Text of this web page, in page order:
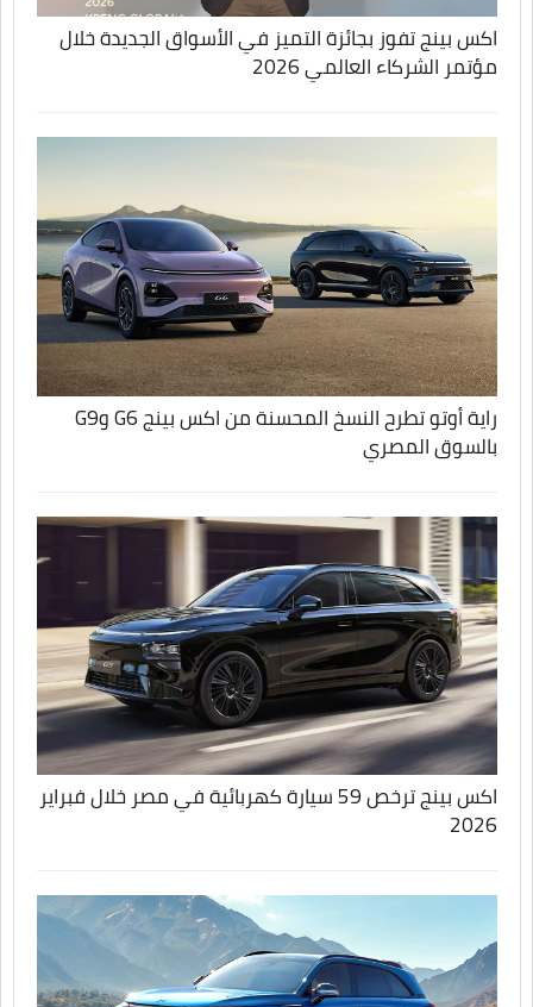
اكس بينج تفوز بجائزة التميز في الأسواق الجديدة خلال
مؤتمر الشركاء العالمي 2026
راية أوتو تطرح النسخ المحسنة من اكس بينج G6 وG9
بالسوق المصري
اكس بينج ترخص 59 سيارة كهربائية في مصر خلال فبراير
2026